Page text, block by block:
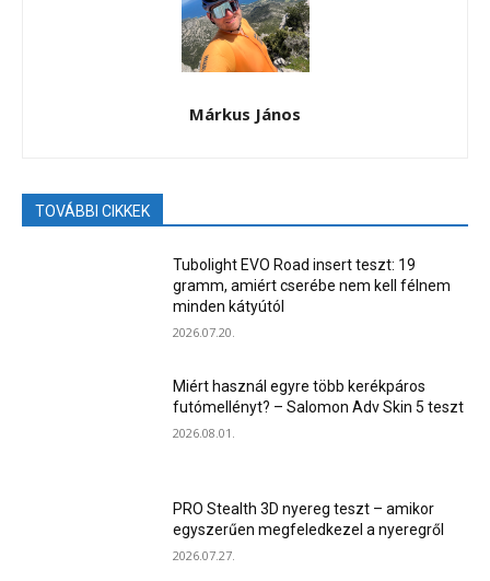
Márkus János
TOVÁBBI CIKKEK
Tubolight EVO Road insert teszt: 19
gramm, amiért cserébe nem kell félnem
minden kátyútól
2026.07.20.
Miért használ egyre több kerékpáros
futómellényt? – Salomon Adv Skin 5 teszt
2026.08.01.
PRO Stealth 3D nyereg teszt – amikor
egyszerűen megfeledkezel a nyeregről
2026.07.27.